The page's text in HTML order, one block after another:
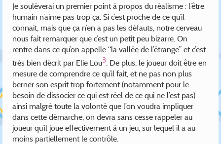
Je soulèverai un premier point à propos du réalisme : l’être
humain n’aime pas trop ça. Si c’est proche de ce qu’il
connait, mais que ça n’en a pas les défauts, notre cerveau
nous fait remarquer que c’est un petit peu bizarre. On
rentre dans ce qu’on appelle “la vallée de l’étrange” et c’est
très bien décrit par Elie Lou3 . De plus, le joueur doit être en
mesure de comprendre ce qu’il fait, et ne pas non plus
berner son esprit trop fortement (notamment pour le
besoin de dissocier ce qui est réel de ce qui ne l’est pas) :
ainsi malgré toute la volonté que l’on voudra impliquer
dans cette démarche, on devra sans cesse rappeler au
joueur qu’il joue effectivement à un jeu, sur lequel il a au
moins partiellement le contrôle.